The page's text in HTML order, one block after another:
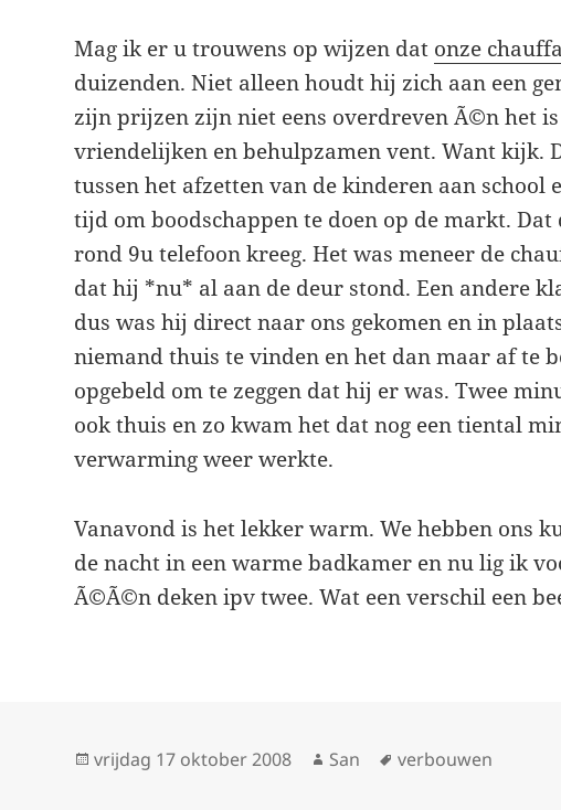
Mag ik er u trouwens op wijzen dat onze
duizenden. Niet alleen houdt hij zich aan een
zijn prijzen zijn niet eens overdreven Ã©n het
vriendelijken en behulpzamen vent. Want kijk.
tussen het afzetten van de kinderen aan school
tijd om boodschappen te doen op de markt.
rond 9u telefoon kreeg. Het was meneer de
dat hij *nu* al aan de deur stond. Een andere
dus was hij direct naar ons gekomen en in
niemand thuis te vinden en het dan maar af te
opgebeld om te zeggen dat hij er was. Twee
ook thuis en zo kwam het dat nog een tiental
verwarming weer werkte.
Vanavond is het lekker warm. We hebben ons
de nacht in een warme badkamer en nu lig ik
Ã©Ã©n deken ipv twee. Wat een verschil een
Geplaatst
vrijdag 17 oktober 2008 Auteur
San Tags
verbouwen